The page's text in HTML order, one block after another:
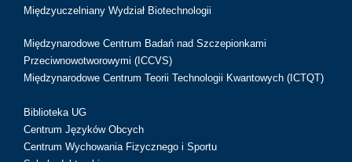
Międzyuczelniany Wydział Biotechnologii
Międzynarodowe Centrum Badań nad Szczepionkami
Przeciwnowotworowymi (ICCVS)
Międzynarodowe Centrum Teorii Technologii Kwantowych (ICTQT)
Biblioteka UG
Centrum Języków Obcych
Centrum Wychowania Fizycznego i Sportu